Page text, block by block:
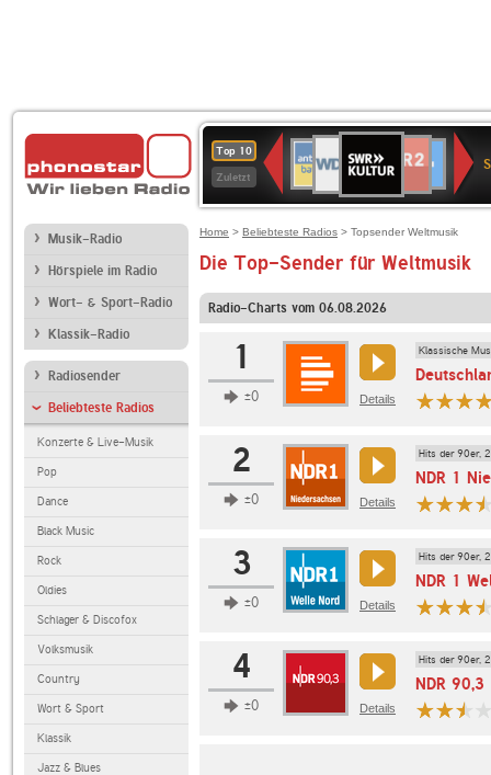
Top 10
Zuletzt
80er
90er
OLDIE
ANTENNE
SWR3
WDR
4
BR-
KLASSIK
Deutschlandfunk
Kultur
ANTENNE
BAYERN
2
Kultur2
Musik-Radio
Hörspiele im Radio
Wort- & Sport-Radio
Klassik-Radio
Radiosender
Beliebteste Radios
Konzerte & Live-Musik
Pop
Dance
Black Music
Rock
Oldies
Schlager & Discofox
Volksmusik
Country
Wort & Sport
Klassik
Jazz & Blues
Home > Beliebteste Radios > Topsender Weltmusik
Die Top-Sender für Weltmusik
Radio-Charts vom 06.08.2026
1
±0 Details
Klassische
2
±0 Details
Hits der 90er,
NDR 1
3
±0 Details
Hits der 90er,
NDR 1
4
±0 Details
Hits der 90er,
NDR 90,3